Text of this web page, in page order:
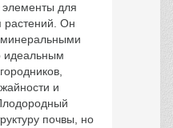
для
растений. Он
идеальным
и
почвы, но